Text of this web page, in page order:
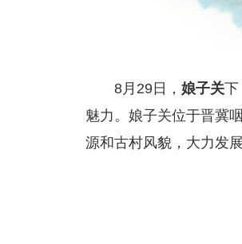
8月29日， 娘子关下
魅力。娘子关位于晋冀
源和古村风貌，大力发